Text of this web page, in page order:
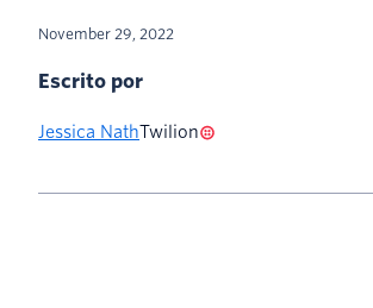
November 29, 2022
Escrito por
Jessica NathTwilion